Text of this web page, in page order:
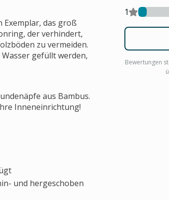
Exemplar, das groß
der verhindert,
zu vermeiden.
gefüllt werden,
aus Bambus.
Inneneinrichtung!
und hergeschoben
1
Bewertungen